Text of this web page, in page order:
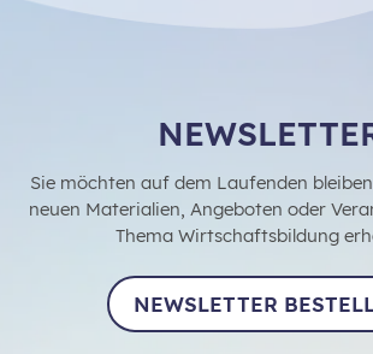
Sie möchten auf dem Laufenden
neuen Materialien, Angeboten oder
Thema Wirtschaftsbildung
NEWSLETTER